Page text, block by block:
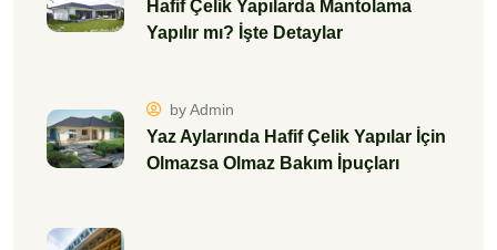
Hafif Çelik Yapılarda Mantolama
Yapılır mı? İşte Detaylar
by Admin
Yaz Aylarında Hafif Çelik Yapılar İçin
Olmazsa Olmaz Bakım İpuçları